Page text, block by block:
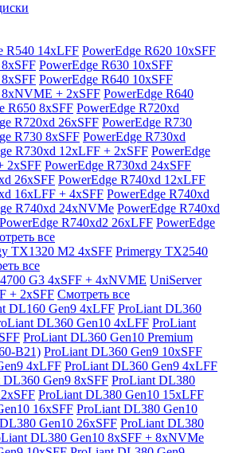
R540 14xLFF PowerEdge R620 10xSFF
PowerEdge R630 10xSFF
PowerEdge R640 10xSFF
8xNVME + 2xSFF PowerEdge R640
R650 8xSFF PowerEdge R720xd
R720xd 26xSFF PowerEdge R730
R730 8xSFF PowerEdge R730xd
R730xd 12xLFF + 2xSFF PowerEdge
2xSFF PowerEdge R730xd 24xSFF
26xSFF PowerEdge R740xd 12xLFF
16xLFF + 4xSFF PowerEdge R740xd
R740xd 24xNVMe PowerEdge R740xd
PowerEdge R740xd2 26xLFF PowerEdge
все
TX1320 M2 4xSFF Primergy TX2540
все
G3 4xSFF + 4xNVME UniServer
+ 2xSFF Смотреть все
DL160 Gen9 4xLFF ProLiant DL360
DL360 Gen10 4xLFF ProLiant
ProLiant DL360 Gen10 Premium
B21) ProLiant DL360 Gen9 10xSFF
4xLFF ProLiant DL360 Gen9 4xLFF
DL360 Gen9 8xSFF ProLiant DL380
ProLiant DL380 Gen10 15xLFF
16xSFF ProLiant DL380 Gen10
Gen10 26xSFF ProLiant DL380
DL380 Gen10 8xSFF + 8xNVMe